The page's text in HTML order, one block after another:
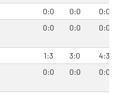
0:0 0:0
0:0
0:0 0:0 0:0
1:3 3:0
4:3
0:0 0:0 0:0